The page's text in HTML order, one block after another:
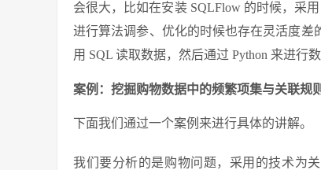
会很大，比如在安装 SQLFlow 的时候，采
进行算法调参、优化的时候也存在灵活度差
用 SQL 读取数据，然后通过 Python 来进行
案例：挖掘购物数据中的频繁项集与关联规则
下面我们通过一个案例来进行具体的讲解。
我们要分析的是购物问题，采用的技术为